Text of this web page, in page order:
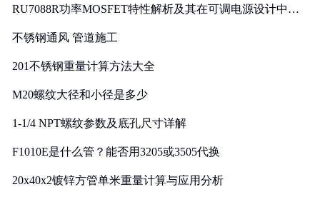
RU7088R功率MOSFET特性解析及其在可调电源设计中的
不锈钢通风 管道施工
201不锈钢重量计算方法大全
M20螺纹大径和小径是多少
1-1/4 NPT螺纹参数及底孔尺寸详解
F1010E是什么管？能否用3205或3505代换
20x40x2镀锌方管单米重量计算与应用分析